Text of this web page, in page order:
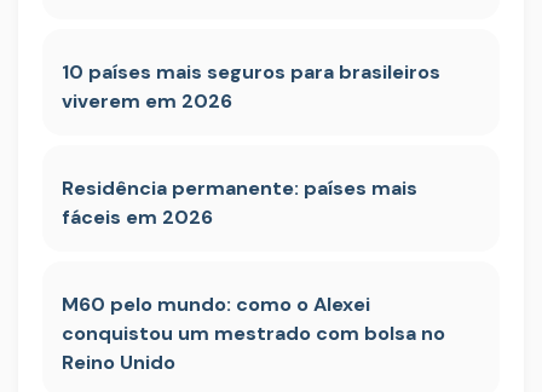
10 países mais seguros para brasileiros
viverem em 2026
Residência permanente: países mais
fáceis em 2026
M60 pelo mundo: como o Alexei
conquistou um mestrado com bolsa no
Reino Unido